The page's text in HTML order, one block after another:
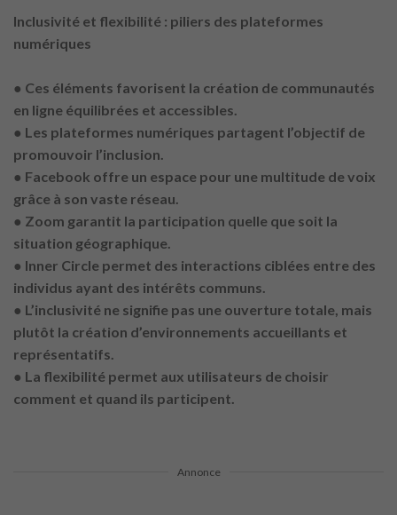
Inclusivité et flexibilité : piliers des plateformes
numériques
● Ces éléments favorisent la création de communautés
en ligne équilibrées et accessibles.
● Les plateformes numériques partagent l’objectif de
promouvoir l’inclusion.
● Facebook offre un espace pour une multitude de voix
grâce à son vaste réseau.
● Zoom garantit la participation quelle que soit la
situation géographique.
● Inner Circle permet des interactions ciblées entre des
individus ayant des intérêts communs.
● L’inclusivité ne signifie pas une ouverture totale, mais
plutôt la création d’environnements accueillants et
représentatifs.
● La flexibilité permet aux utilisateurs de choisir
comment et quand ils participent.
Annonce